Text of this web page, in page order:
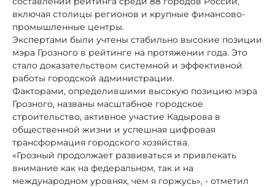
включая столицы регионов и крупные финансово-
промышленные центры.
Экспертами были учтены стабильно высокие позиции
мэра Грозного в рейтинге на протяжении года. Это
стало доказательством системной и эффективной
работы городской администрации.
Факторами, определившими высокую позицию мэра
Грозного, названы масштабное городское
строительство, активное участие Кадырова в
общественной жизни и успешная цифровая
трансформация городского хозяйства.
«Грозный продолжает развиваться и привлекать
внимание как на федеральном, так и на
международном уровнях, чем я горжусь», - отметил